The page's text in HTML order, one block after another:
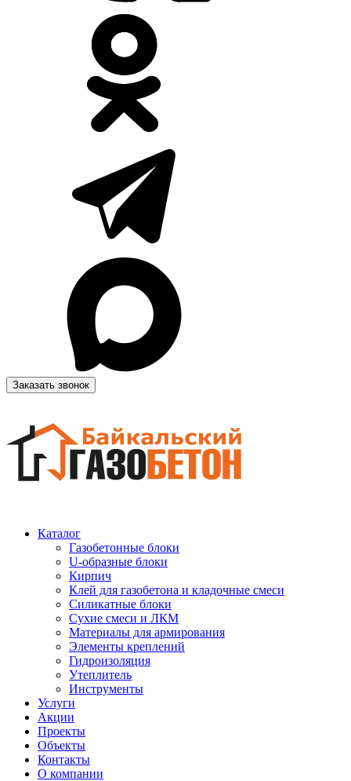
Заказать звонок
Каталог
Газобетонные блоки
U-образные блоки
Кирпич
Клей для газобетона и кладочные смеси
Силикатные блоки
Сухие смеси и ЛКМ
Материалы для армирования
Элементы креплений
Гидроизоляция
Утеплитель
Инструменты
Услуги
Акции
Проекты
Объекты
Контакты
О компании